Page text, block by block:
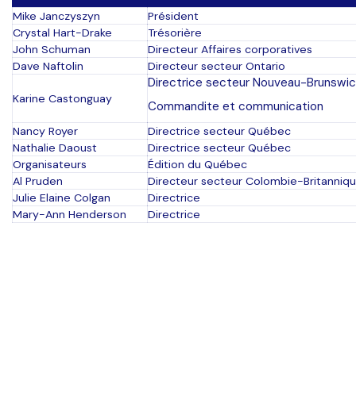
Mike Janczyszyn
Président
Crystal Hart-Drake
Trésorière
John Schuman
Directeur Affaires corporatives
Dave Naftolin
Directeur secteur Ontario
Karine Castonguay
Directrice secteur Nouveau-
Commandite et communication
Nancy Royer
Directrice secteur Québec
Nathalie Daoust
Directrice secteur Québec
Organisateurs
Édition du Québec
Al Pruden
Directeur secteur Colombie-
Julie Elaine Colgan
Directrice
Mary-Ann Henderson
Directrice